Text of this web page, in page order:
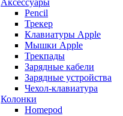
Аксессуары
Pencil
Трекер
Клавиатуры Apple
Мышки Apple
Трекпады
Зарядные кабели
Зарядные устройства
Чехол-клавиатура
Колонки
Homepod